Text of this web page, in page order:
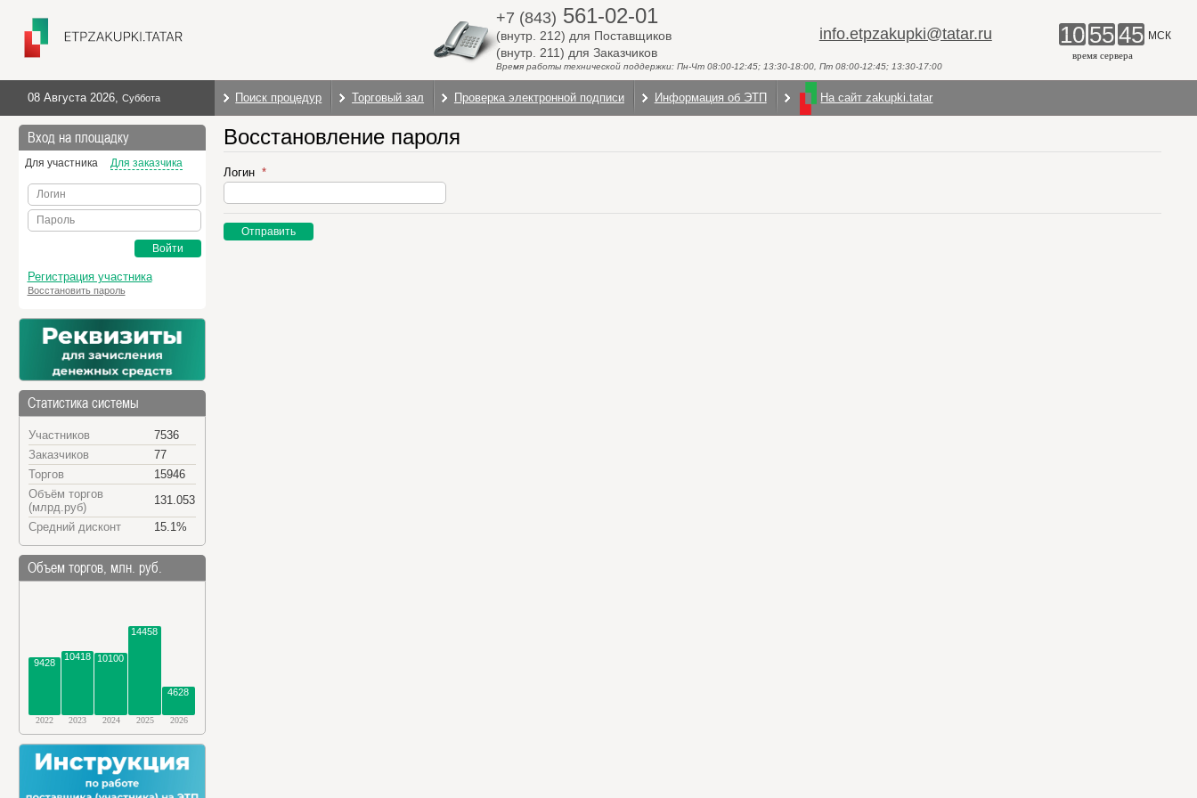
+7 (843) 561-02-01
(внутр. 212) для Поставщиков
(внутр. 211) для Заказчиков
info.etpzakupki@tatar.ru
Время работы технической поддержки: Пн-Чт 08:00-12:45; 13:30-18:00, Пт 08:00-12:45; 13:30-17:00
10 5545 МСК
время сервера
08 Августа 2026, Суббота Поиск процедур Торговый зал Проверка электронной подписи Информация об ЭТП На сайт zakupki.tatar
Вход на площадку
Для участника Для заказчика
Логин
Пароль
Войти
Регистрация участника
Восстановить пароль
Статистика системы
Участников
7536
Заказчиков
77
Торгов
15946
Объём торгов
(млрд.руб)
131.053
Средний дисконт
15.1%
Объем торгов, млн. руб.
9428
10418 10100
14458
4628
2022 2023 2024 2025 2026
Восстановление пароля
Логин
Отправить